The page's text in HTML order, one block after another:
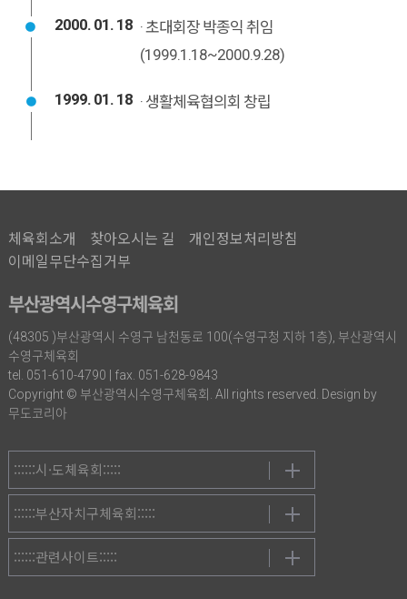
2000. 01. 18 · 초대회장 박종익 취임
(1999.1.18~2000.9.28)
1999. 01. 18 · 생활체육협의회 창립
체육회소개 찾아오시는 길
개인정보처리방침
이메일무단수집거부
부산광역시수영구체육회
(48305 )부산광역시 수영구 남천동로 100(수영구청 지하 1층), 부산광역시
수영구체육회
tel. 051-610-4790 | fax. 051-628-9843
Copyright © 부산광역시수영구체육회. All rights reserved. Design by
무도코리아